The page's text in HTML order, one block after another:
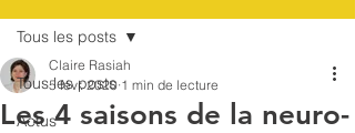
Tous les posts
Actus
Tous les posts
Les 4 saisons de la neuro-
Claire Rasiah
5 févr. 2020 1 min de lecture